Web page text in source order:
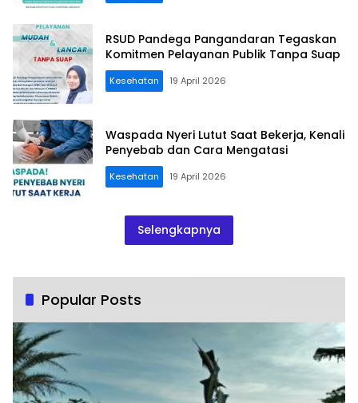
RSUD Pandega Pangandaran Tegaskan
Komitmen Pelayanan Publik Tanpa Suap
Kesehatan 19 April 2026
Waspada Nyeri Lutut Saat Bekerja, Kenali
Penyebab dan Cara Mengatasi
Kesehatan 19 April 2026
Selengkapnya
Popular Posts